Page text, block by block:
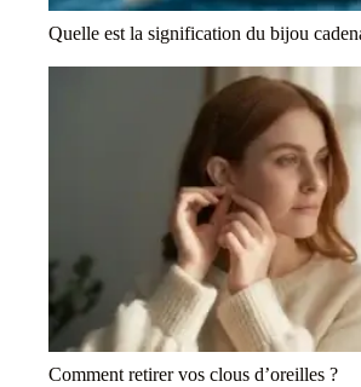
Quelle est la signification du bijou
Comment retirer vos clous d’oreilles ?